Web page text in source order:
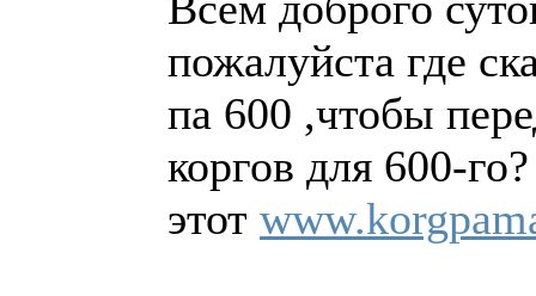
пожалуйста где
па 600 ,чтобы
коргов для 600-го?
этот